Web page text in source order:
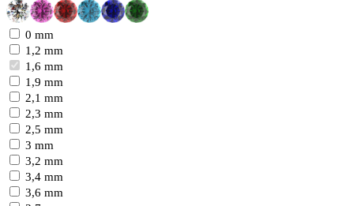
0 mm
1,2 mm
1,6 mm
1,9 mm
2,1 mm
2,3 mm
2,5 mm
3 mm
3,2 mm
3,4 mm
3,6 mm